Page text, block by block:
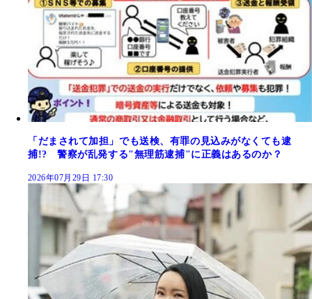
「だまされて加担」でも送検、有罪の見込みがなくても逮
捕!? 警察が乱発する"無理筋逮捕"に正義はあるのか？
2026年07月29日 17:30